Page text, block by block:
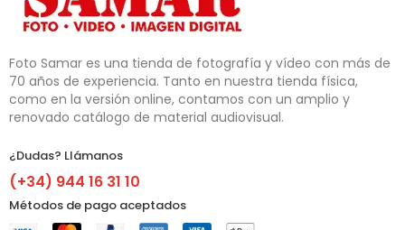
Foto Samar es una tienda de fotografía y vídeo con más de
70 años de experiencia. Tanto en nuestra tienda física,
como en la versión online, contamos con un amplio y
renovado catálogo de material audiovisual.
¿Dudas? Llámanos​
(+34) 944 16 31 10
Métodos de pago aceptados